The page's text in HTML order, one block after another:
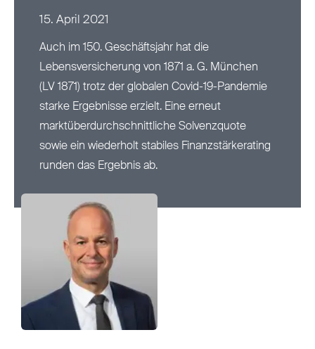
15. April 2021
Auch im 150. Geschäftsjahr hat die
Lebensversicherung von 1871 a. G. München
(LV 1871) trotz der globalen Covid-19-Pandemie
starke Ergebnisse erzielt. Eine erneut
marktüberdurchschnittliche Solvenzquote
sowie ein wiederholt stabiles Finanzstärkerating
runden das Ergebnis ab.